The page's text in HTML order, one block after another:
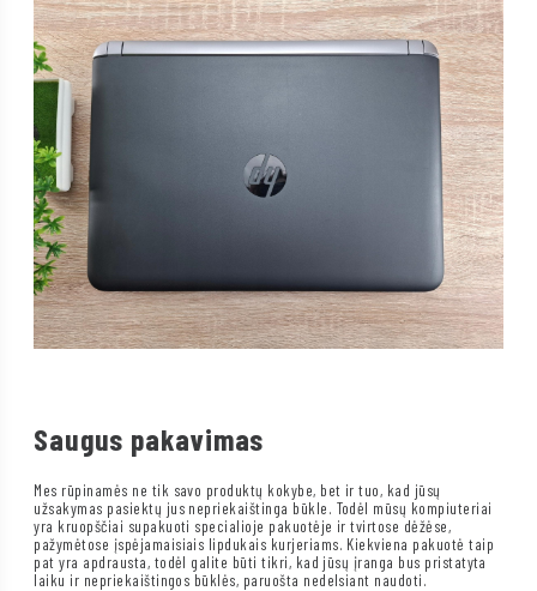
Saugus pakavimas
Mes rūpinamės ne tik savo produktų kokybe, bet ir tuo, kad jūsų
užsakymas pasiektų jus nepriekaištinga būkle. Todėl mūsų kompiuteriai
yra kruopščiai supakuoti specialioje pakuotėje ir tvirtose dėžėse,
pažymėtose įspėjamaisiais lipdukais kurjeriams. Kiekviena pakuotė taip
pat yra apdrausta, todėl galite būti tikri, kad jūsų įranga bus pristatyta
laiku ir nepriekaištingos būklės, paruošta nedelsiant naudoti.